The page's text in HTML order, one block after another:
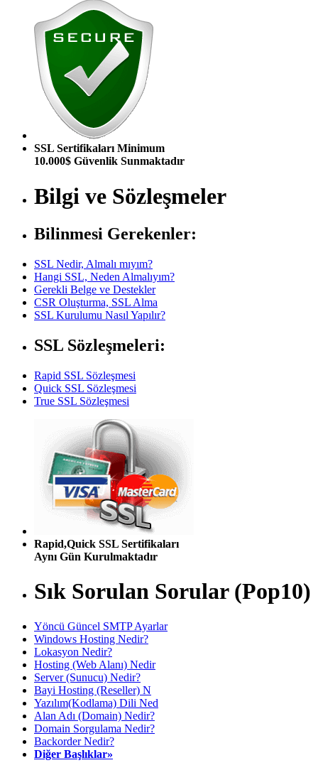
SSL Sertifikaları Minimum
10.000$ Güvenlik Sunmaktadır
Bilgi ve Sözleşmeler
Bilinmesi Gerekenler:
SSL Nedir, Almalı mıyım?
Hangi SSL, Neden Almalıyım?
Gerekli Belge ve Destekler
CSR Oluşturma, SSL Alma
SSL Kurulumu Nasıl Yapılır?
SSL Sözleşmeleri:
Rapid SSL Sözleşmesi
Quick SSL Sözleşmesi
True SSL Sözleşmesi
Rapid,Quick SSL Sertifikaları
Aynı Gün Kurulmaktadır
Sık Sorulan Sorular (Pop10)
Yöncü Güncel SMTP Ayarlar
Windows Hosting Nedir?
Lokasyon Nedir?
Hosting (Web Alanı) Nedir
Server (Sunucu) Nedir?
Bayi Hosting (Reseller) N
Yazılım(Kodlama) Dili Ned
Alan Adı (Domain) Nedir?
Domain Sorgulama Nedir?
Backorder Nedir?
Diğer Başlıklar»